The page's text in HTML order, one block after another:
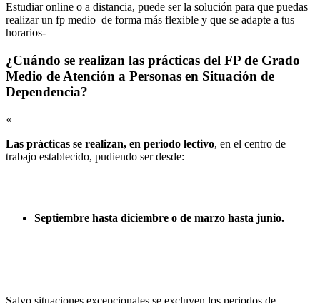
Estudiar online o a distancia, puede ser la solución para que puedas
realizar un fp medio de forma más flexible y que se adapte a tus
horarios-
¿Cuándo se realizan las prácticas del FP de Grado
Medio de Atención a Personas en Situación de
Dependencia?
«
Las prácticas se realizan, en periodo lectivo, en el centro de
trabajo establecido, pudiendo ser desde:
Septiembre hasta diciembre o de marzo hasta junio.
Salvo situaciones excepcionales se excluyen los periodos de